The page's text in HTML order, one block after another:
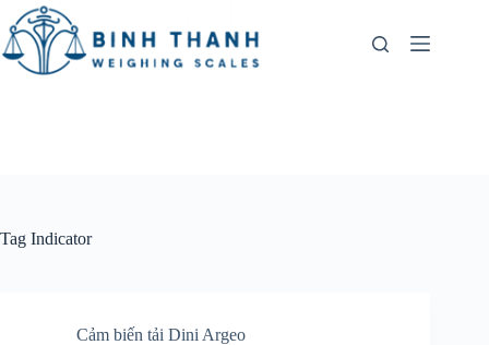
Skip
to
content
Tag Indicator
Cảm biến tải Dini Argeo